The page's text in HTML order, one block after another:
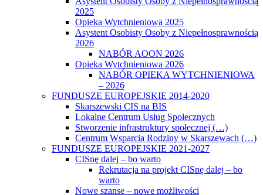
2025
Opieka Wytchnieniowa 2025
Asystent Osobisty Osoby z Niepełnosprawnością
2026
NABÓR AOON 2026
Opieka Wytchnieniowa 2026
NABÓR OPIEKA WYTCHNIENIOWA
– 2026
FUNDUSZE EUROPEJSKIE 2014-2020
Skarszewski CIS na BIS
Lokalne Centrum Usług Społecznych
Stworzenie infrastruktury społecznej (…)
Centrum Wsparcia Rodziny w Skarszewach (…)
FUNDUSZE EUROPEJSKIE 2021-2027
CISnę dalej – bo warto
Rekrutacja na projekt CISnę dalej – bo
warto
Nowe szanse – nowe możliwości